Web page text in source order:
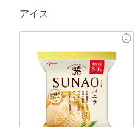
アイス